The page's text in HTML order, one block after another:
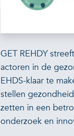
GET REHDY
actoren in de
EHDS-klaar te
stellen
zetten in een
onderzoek en